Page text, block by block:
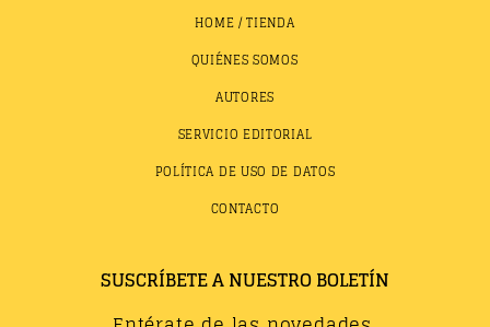
HOME / TIENDA
QUIÉNES SOMOS
AUTORES
SERVICIO EDITORIAL
POLÍTICA DE USO DE DATOS
CONTACTO
SUSCRÍBETE A NUESTRO BOLETÍN